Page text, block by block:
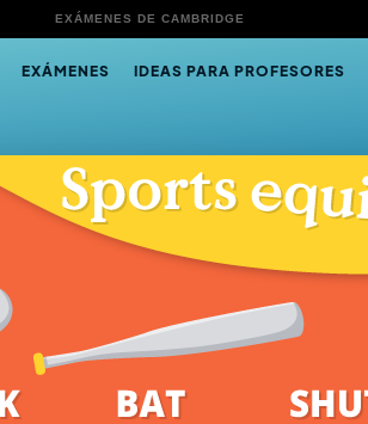
EXÁMENES DE CAMBRIDGE
EXÁMENES IDEAS PARA PROFESORES